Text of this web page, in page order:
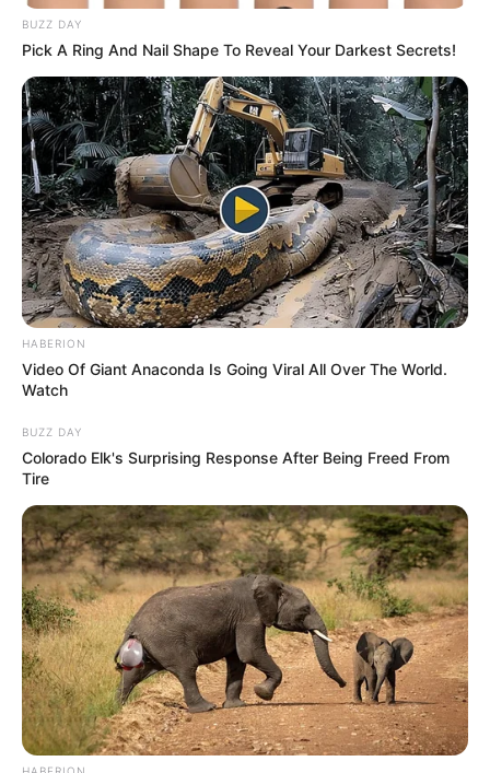
BUZZ DAY
Pick A Ring And Nail Shape To Reveal Your Darkest Secrets!
HABERION
Video Of Giant Anaconda Is Going Viral All Over The World.
Watch
BUZZ DAY
Colorado Elk's Surprising Response After Being Freed From
Tire